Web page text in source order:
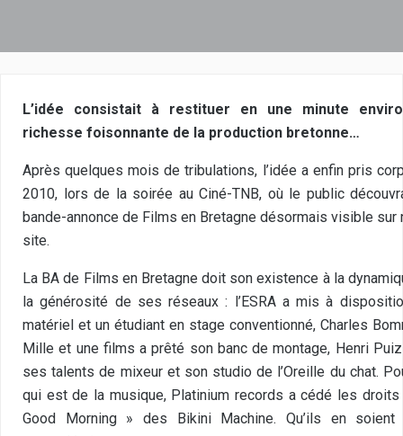
L’idée consistait à restituer en une minute
richesse foisonnante de la production bretonne…
Après quelques mois de tribulations, l’idée a enfin pris
2010, lors de la soirée au Ciné-TNB, où le public
bande-annonce de Films en Bretagne désormais visible sur
site.
La BA de Films en Bretagne doit son existence à la
la générosité de ses réseaux : l’ESRA a mis à
matériel et un étudiant en stage conventionné, Charles
Mille et une films a prêté son banc de montage, Henri
ses talents de mixeur et son studio de l’Oreille du chat.
qui est de la musique, Platinium records a cédé les droits
Good Morning » des Bikini Machine. Qu’ils en soient